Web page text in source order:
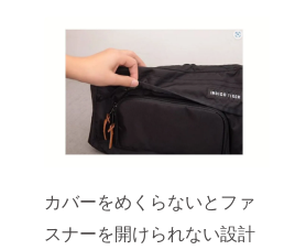
カバーをめくらないとファ
スナーを開けられない設計